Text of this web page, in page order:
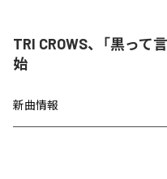
TRI CROWS、「黒って
始
新曲情報